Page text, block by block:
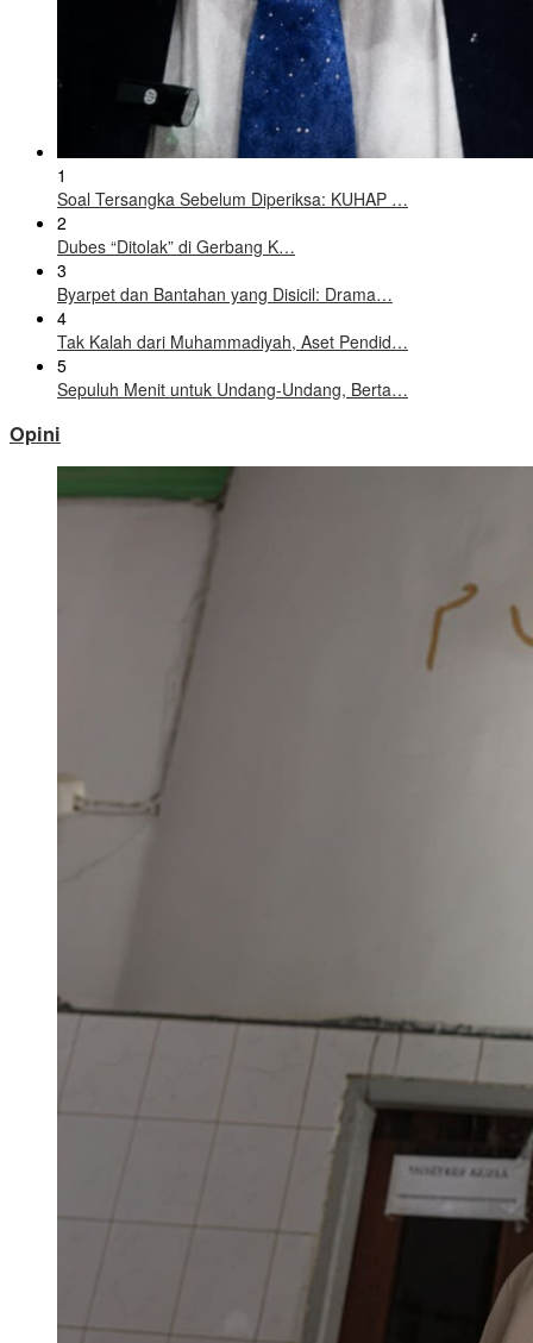
1
Soal Tersangka Sebelum Diperiksa: KUHAP …
2
Dubes “Ditolak” di Gerbang K…
3
Byarpet dan Bantahan yang Disicil: Drama…
4
Tak Kalah dari Muhammadiyah, Aset Pendid…
5
Sepuluh Menit untuk Undang-Undang, Berta…
Opini